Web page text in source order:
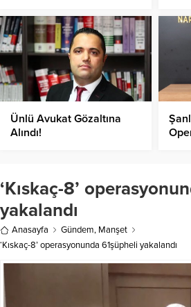
Ünlü Avukat Gözaltına
Alındı!
‘Kıskaç-8’
yakalandı
Anasayfa Gündem, Manşet
‘Kıskaç-8’ operasyonunda 61şüpheli yakalandı